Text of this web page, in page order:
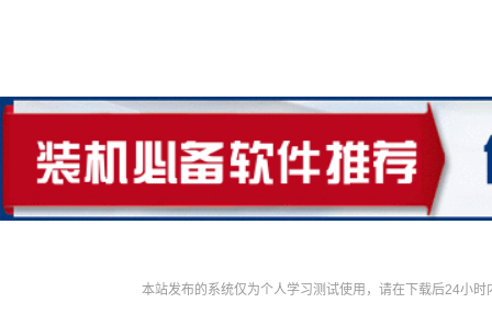
本站发布的系统仅为个人学习测试使用，请在下载后24小